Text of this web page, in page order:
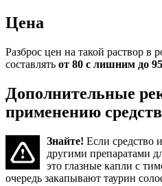
Цена
Разброс цен на такой раствор в
составлять от 80 с лишним до
Дополнительные
применению
Знайте! Если средство
другими препаратами
это глазные капли с
очередь закапывают таурин